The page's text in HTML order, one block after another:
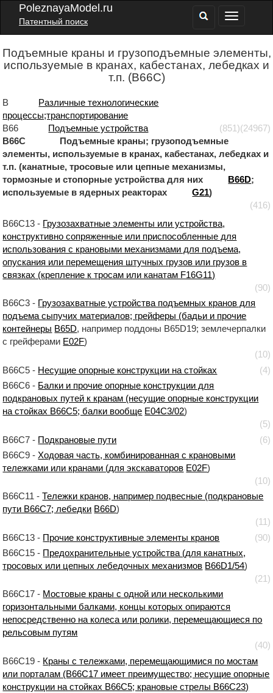
PoleznayaModel.ru
Патентный поиск
Подъемные краны и грузоподъемные элементы,
используемые в кранах, кабестанах, лебедках и
т.п. (B66C)
B
Различные технологические
процессы;транспортирование
(24967)
B66 Подъемные устройства
(851)
B66C Подъемные краны; грузоподъемные
элементы, используемые в кранах, кабестанах, лебедках и
т.п. (канатные, тросовые или цепные механизмы,
тормозные и стопорные устройства для них
B66D;
используемые в ядерных реакторах
G21)
(416)
B66C13 - Грузозахватные элементы или устройства,
конструктивно сопряженные или приспособленные для
использования с крановыми механизмами для подъема,
опускания или перемещения штучных грузов или грузов в
связках (крепление к тросам или канатам F16G11)
(90)
B66C3 - Грузозахватные устройства подъемных кранов для
подъема сыпучих материалов; грейферы (бадьи и прочие
контейнеры B65D, например поддоны B65D19; землечерпалки
с грейферами E02F)
(10)
B66C5 - Несущие опорные конструкции на стойках
(4)
B66C6 - Балки и прочие опорные конструкции для
подкрановых путей к кранам (несущие опорные конструкции
на стойках B66C5; балки вообще E04C3/02)
(5)
B66C7 - Подкрановые пути
(6)
B66C9 -Ходовая часть, комбинированная с крановыми
тележками или кранами (для экскаваторов E02F)
(10)
B66C11 -Тележки кранов, например подвесные (подкрановые
пути B66C7; лебедки B66D)
(11)
B66C13 - Прочие конструктивные элементы кранов
(90)
B66C15 - Предохранительные устройства (для канатных,
тросовых или цепных лебедочных механизмов B66D1/54)
(21)
B66C17 - Мостовые краны с одной или несколькими
горизонтальными балками, концы которых опираются
непосредственно на колеса или ролики, перемещающиеся по
рельсовым путям
(40)
B66C19 - Краны с тележками, перемещающимися по мостам
или порталам (B66C17 имеет преимущество; несущие опорные
конструкции на стойках B66C5; крановые стрелы B66C23)